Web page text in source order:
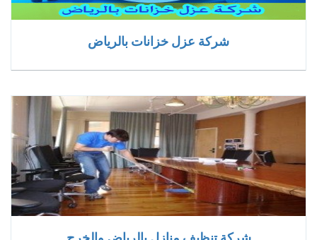
شركة عزل خزانات بالرياض